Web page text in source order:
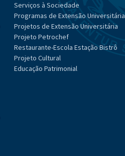
Serviços à Sociedade
Programas de Extensão Universitária
Projetos de Extensão Universitária
Projeto Petrochef
Restaurante-Escola Estação Bistrô
Projeto Cultural
Educação Patrimonial